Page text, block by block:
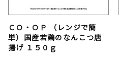
ＣＯ・ＯＰ （レンジで簡
単）国産若鶏のなんこつ唐
揚げ １５０ｇ